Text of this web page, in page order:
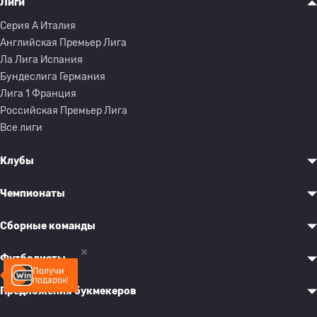
Получи
подарок!
Лиги
Серия A Италия
Английская Премьер Лига
Ла Лига Испания
Бундеслига Германия
Лига 1 Франция
Российская Премьер Лига
Все лиги
Клубы
Чемпионаты
Сборные команды
Футболисты
Предложения букмекеров